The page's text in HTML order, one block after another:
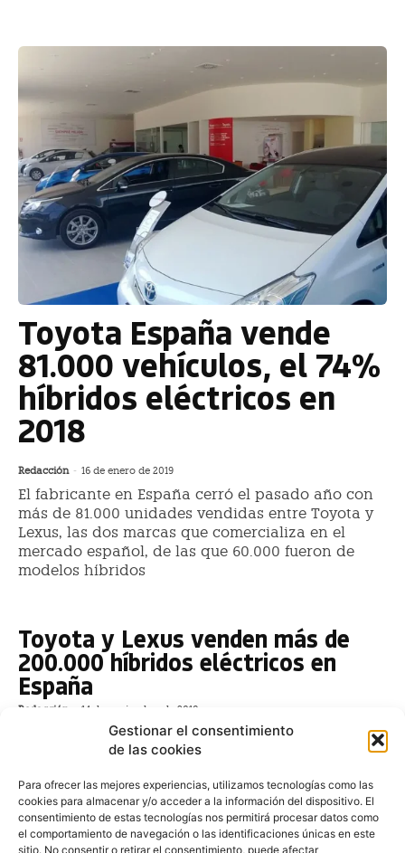
Gestionar el consentimiento
de las cookies
Para ofrecer las mejores experiencias, utilizamos tecnologías como las
cookies para almacenar y/o acceder a la información del dispositivo. El
consentimiento de estas tecnologías nos permitirá procesar datos como
el comportamiento de navegación o las identificaciones únicas en este
sitio. No consentir o retirar el consentimiento, puede afectar
Toyota España vende
81.000 vehículos, el 74%
híbridos eléctricos en
2018
Redacción - 16 de enero de 2019
El fabricante en España cerró el pasado año con
más de 81.000 unidades vendidas entre Toyota y
Lexus, las dos marcas que comercializa en el
mercado español, de las que 60.000 fueron de
modelos híbridos
Toyota y Lexus venden más de
200.000 híbridos eléctricos en
España
Redacción 14 de noviembre de 2018
Las dos marcas Toyota y Lexus, han vendido más
200.000 híbridos eléctricos en el mercado desde que
Prius, en el año 2000. Esta cifra récord de vehículos
híbridos